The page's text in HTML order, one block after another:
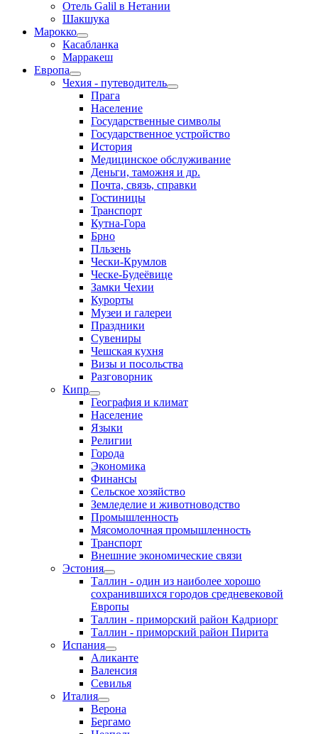
Отель Galil в Нетании
Шакшука
Марокко
Касабланка
Марракеш
Европа
Чехия - путеводитель
Прага
Население
Государственные символы
Государственное устройство
История
Медицинское обслуживание
Деньги, таможня и др.
Почта, связь, справки
Гостиницы
Транспорт
Кутна-Гора
Брно
Пльзень
Чески-Крумлов
Ческе-Будеёвице
Замки Чехии
Курорты
Музеи и галереи
Праздники
Сувениры
Чешская кухня
Визы и посольства
Разговорник
Кипр
География и климат
Население
Языки
Религии
Города
Экономика
Финансы
Сельское хозяйство
Земледелие и животноводство
Промышленность
Мясомолочная промышленность
Транспорт
Внешние экономические связи
Эстония
Таллин - один из наиболее хорошо
сохранившихся городов средневековой
Европы
Таллин - приморский район Кадриорг
Таллин - приморский район Пирита
Испания
Аликанте
Валенсия
Севилья
Италия
Верона
Бергамо